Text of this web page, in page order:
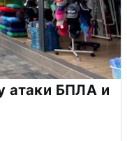
атаки БПЛА и